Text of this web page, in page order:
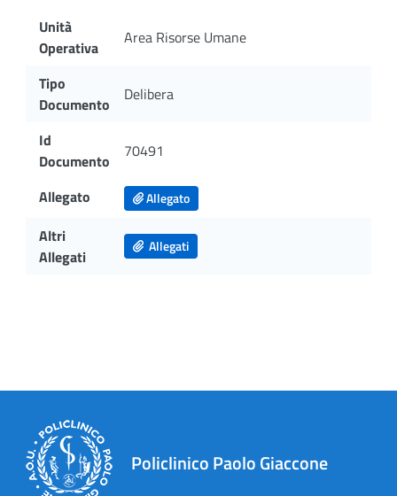
Unità
Operativa
Area Risorse Umane
Tipo
Documento
Delibera
Id
Documento
70491
Allegato Allegato
Altri
Allegati
Allegati
Policlinico Paolo Giaccone